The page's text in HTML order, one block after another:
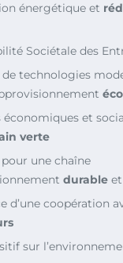
énergétique et
Sociétale des
technologies
et
verte
une chaîne
durable et
d’une coopération
sur